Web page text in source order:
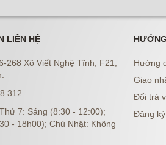
LIÊN HỆ
268 Xô Viết Nghệ Tĩnh, F21,
312
7: Sáng (8:30 - 12:00);
- 18h00); Chủ Nhật: Không
Hướng
Giao
Đổi trả
Đăng